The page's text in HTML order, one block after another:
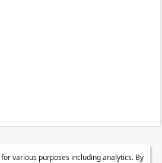
various purposes including analytics. By